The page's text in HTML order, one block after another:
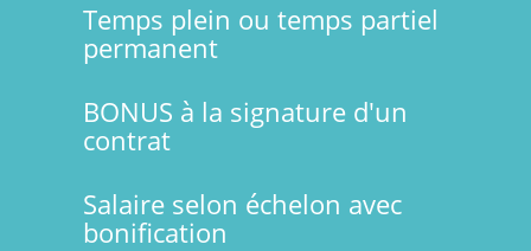
Temps plein ou temps partiel
permanent
BONUS à la signature d'un
contrat
Salaire selon échelon avec
bonification